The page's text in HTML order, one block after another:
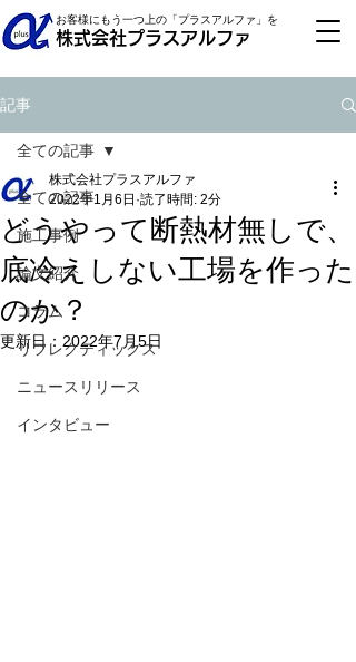
お客様にもう一つ上の「プラスアルファ」を
株式会社プラスアルファ
記事
全ての記事
施工事例
論文紹介
コラム
リフレクティックス
ニュースリリース
インタビュー
全ての記事
どうやって断熱材無しで、
底冷えしない工場を作った
のか？
株式会社プラスアルファ
2022年1月6日 読了時間: 2分
更新日： 2022年7月5日